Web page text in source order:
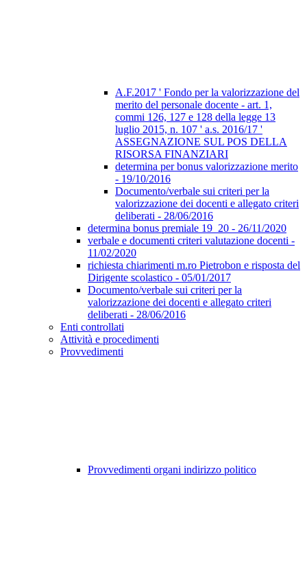
A.F.2017 ' Fondo per la valorizzazione del
merito del personale docente - art. 1,
commi 126, 127 e 128 della legge 13
luglio 2015, n. 107 ' a.s. 2016/17 '
ASSEGNAZIONE SUL POS DELLA
RISORSA FINANZIARI
determina per bonus valorizzazione merito
- 19/10/2016
Documento/verbale sui criteri per la
valorizzazione dei docenti e allegato criteri
deliberati - 28/06/2016
determina bonus premiale 19_20 - 26/11/2020
verbale e documenti criteri valutazione docenti -
11/02/2020
richiesta chiarimenti m.ro Pietrobon e risposta del
Dirigente scolastico - 05/01/2017
Documento/verbale sui criteri per la
valorizzazione dei docenti e allegato criteri
deliberati - 28/06/2016
Enti controllati
Attività e procedimenti
Provvedimenti
Provvedimenti organi indirizzo politico